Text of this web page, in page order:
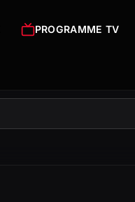
PROGRAMME TV